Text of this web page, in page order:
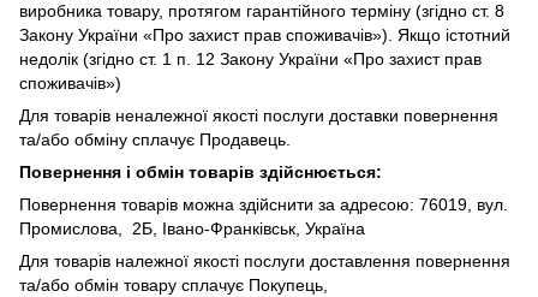
виробника товару, протягом гарантійного терміну (згідно ст. 8
Закону України «Про захист прав споживачів»). Якщо істотний
недолік (згідно ст. 1 п. 12 Закону України «Про захист прав
споживачів»)
Для товарів неналежної якості послуги доставки повернення
та/або обміну сплачує Продавець.
Повернення і обмін товарів здійснюється:
Повернення товарів можна здійснити за адресою: 76019, вул.
Промислова, 2Б, Івано-Франківськ, Україна
Для товарів належної якості послуги доставлення повернення
та/або обмін товару сплачує Покупець,